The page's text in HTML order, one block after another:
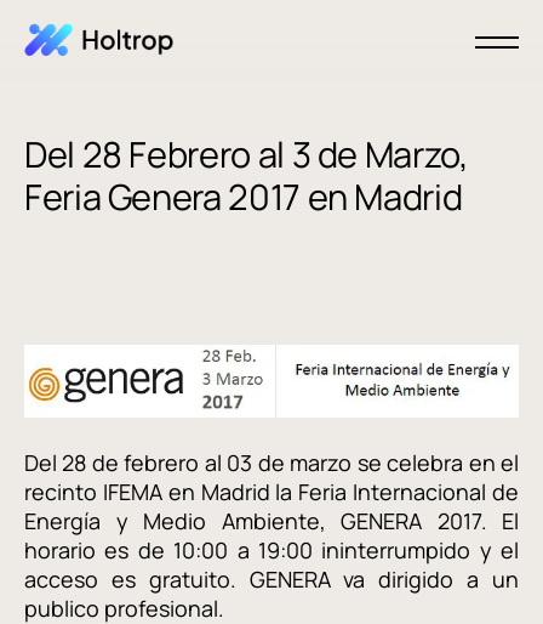
Del 28 Febrero al 3 de Marzo,
Feria Genera 2017 en Madrid
Del 28 de febrero al 03 de marzo se celebra en el
recinto IFEMA en Madrid la Feria Internacional de
Energía y Medio Ambiente, GENERA 2017. El
horario es de 10:00 a 19:00 ininterrumpido y el
acceso es gratuito. GENERA va dirigido a un
publico profesional.